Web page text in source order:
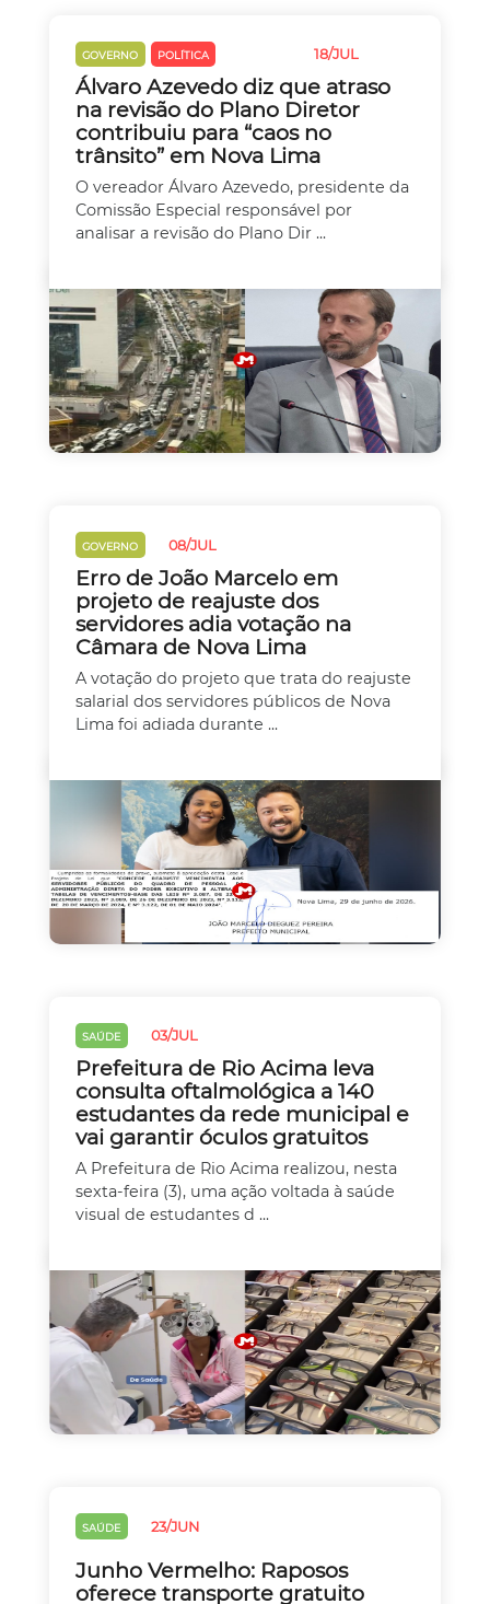
GOVERNO POLÍTICA 18/JUL
Álvaro Azevedo diz que atraso
na revisão do Plano Diretor
contribuiu para “caos no
trânsito” em Nova Lima
O vereador Álvaro Azevedo, presidente da
Comissão Especial responsável por
analisar a revisão do Plano Dir ...
GOVERNO 08/JUL
Erro de João Marcelo em
projeto de reajuste dos
servidores adia votação na
Câmara de Nova Lima
A votação do projeto que trata do reajuste
salarial dos servidores públicos de Nova
Lima foi adiada durante ...
SAÚDE 03/JUL
Prefeitura de Rio Acima leva
consulta oftalmológica a 140
estudantes da rede municipal e
vai garantir óculos gratuitos
A Prefeitura de Rio Acima realizou, nesta
sexta-feira (3), uma ação voltada à saúde
visual de estudantes d ...
SAÚDE 23/JUN
Junho Vermelho: Raposos
oferece transporte gratuito